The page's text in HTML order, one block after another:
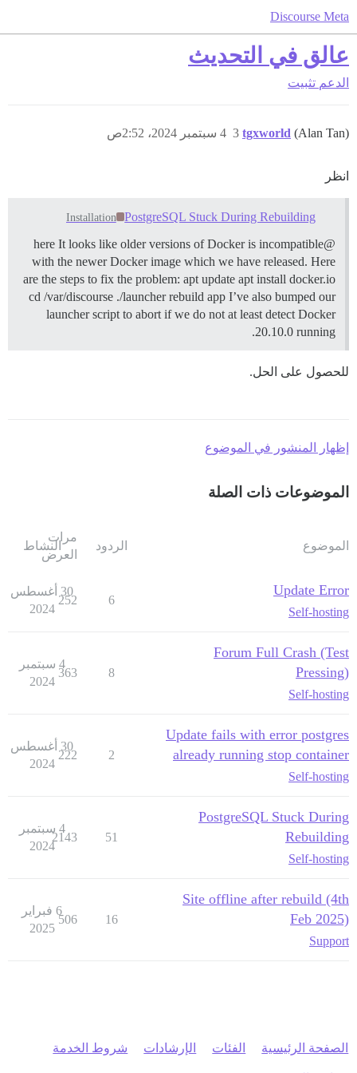
Discourse Meta
عالق في التحديث
الدعم تثبيت
tgxworld (Alan Tan) 4 سبتمبر 2024، 2:52ص 3
انظر
PostgreSQL Stuck During Rebuilding
Installation
@here It looks like older versions of Docker is incompatible
with the newer Docker image which we have released. Here
are the steps to fix the problem: apt update apt install docker.io
cd /var/discourse ./launcher rebuild app I’ve also bumped our
launcher script to abort if we do not at least detect Docker
20.10.0 running.
للحصول على الحل.
إظهار المنشور في الموضوع
الموضوعات ذات الصلة
الموضوع الردود
مرات
العرض
النشاط
Update Error
Self-hosting
6
252
30 أغسطس
2024
Forum Full Crash (Test
Pressing)
Self-hosting
8
363
4 سبتمبر
2024
Update fails with error postgres
already running stop container
Self-hosting
2
222
30 أغسطس
2024
PostgreSQL Stuck During
Rebuilding
Self-hosting
51
2143
4 سبتمبر
2024
Site offline after rebuild (4th
Feb 2025)
Support
16
506
6 فبراير
2025
الصفحة الرئيسية الفئات الإرشادات شروط الخدمة